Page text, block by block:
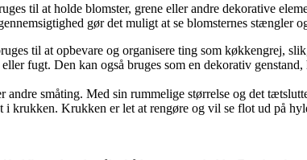
til at holde blomster, grene eller andre dekorative
gør det muligt at se blomsternes stængler
til at opbevare og organisere ting som køkkengrej,
fugt. Den kan også bruges som en dekorativ
småting. Med sin rummelige størrelse og det
krukken. Krukken er let at rengøre og vil se flot ud på